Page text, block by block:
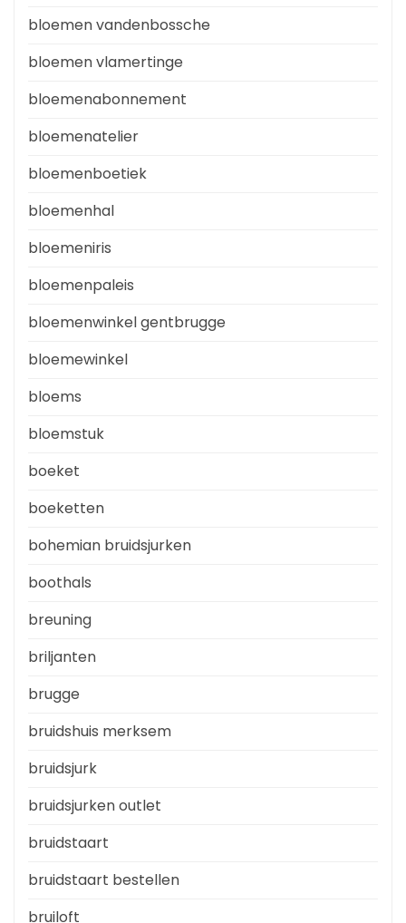
bloemen vandenbossche
bloemen vlamertinge
bloemenabonnement
bloemenatelier
bloemenboetiek
bloemenhal
bloemeniris
bloemenpaleis
bloemenwinkel gentbrugge
bloemewinkel
bloems
bloemstuk
boeket
boeketten
bohemian bruidsjurken
boothals
breuning
briljanten
brugge
bruidshuis merksem
bruidsjurk
bruidsjurken outlet
bruidstaart
bruidstaart bestellen
bruiloft